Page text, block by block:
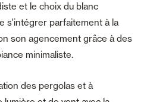
et le choix du blanc
s'intégrer parfaitement à la
son agencement grâce à des
minimaliste.
des pergolas et à